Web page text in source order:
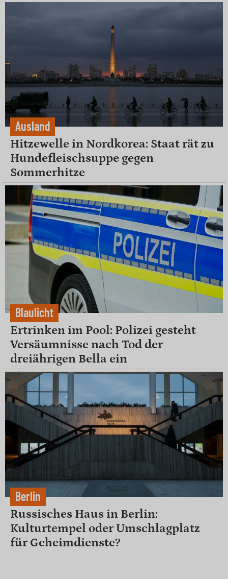
Ausland
Hitzewelle in Nordkorea: Staat rät zu
Hundefleischsuppe gegen
Sommerhitze
Blaulicht
Ertrinken im Pool: Polizei gesteht
Versäumnisse nach Tod der
dreiährigen Bella ein
Berlin
Russisches Haus in Berlin:
Kulturtempel oder Umschlagplatz
für Geheimdienste?